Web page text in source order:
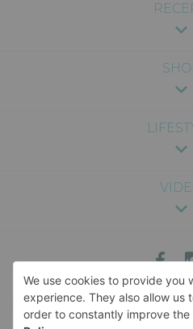
Sadržaj na ovom sajtu je pružen u
namenjen kao medicinski, pravni ili